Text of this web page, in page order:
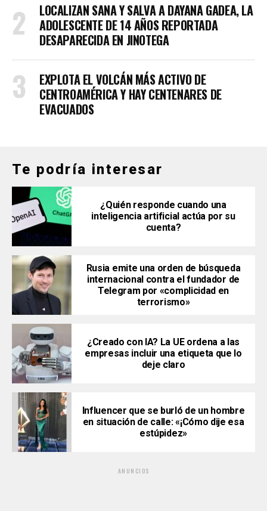
LOCALIZAN SANA Y SALVA A DAYANA GADEA, LA
ADOLESCENTE DE 14 AÑOS REPORTADA
DESAPARECIDA EN JINOTEGA
EXPLOTA EL VOLCÁN MÁS ACTIVO DE
CENTROAMÉRICA Y HAY CENTENARES DE
EVACUADOS
Te podría interesar
¿Quién responde cuando una
inteligencia artificial actúa por su
cuenta?
Rusia emite una orden de búsqueda
internacional contra el fundador de
Telegram por «complicidad en
terrorismo»
¿Creado con IA? La UE ordena a las
empresas incluir una etiqueta que lo
deje claro
Influencer que se burló de un hombre
en situación de calle: «¡Cómo dije esa
estúpidez»
ANUNCIOS